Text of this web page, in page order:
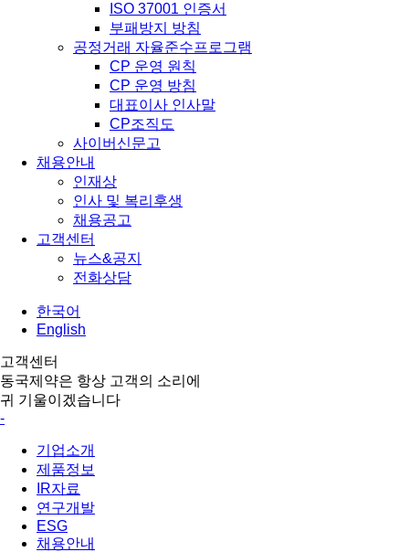
ISO 37001 인증서
부패방지 방침
공정거래 자율준수프로그램
CP 운영 원칙
CP 운영 방침
대표이사 인사말
CP조직도
사이버신문고
채용안내
인재상
인사 및 복리후생
채용공고
고객센터
뉴스&공지
전화상담
한국어
English
고객센터
동국제약은 항상 고객의 소리에
귀 기울이겠습니다
-
기업소개
제품정보
IR자료
연구개발
ESG
채용안내